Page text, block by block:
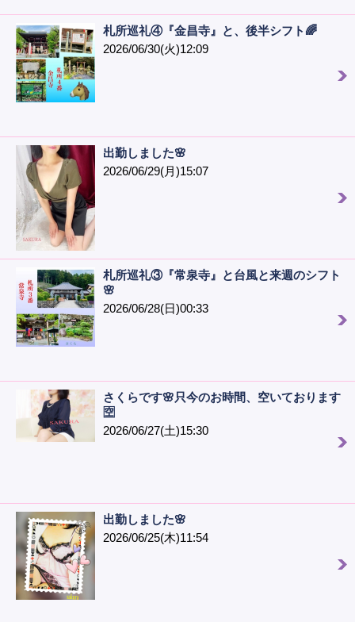
札所巡礼④『金昌寺』と、後半シフト🌈
2026/06/30(火)12:09
出勤しました🌸
2026/06/29(月)15:07
札所巡礼③『常泉寺』と台風と来週のシフト
🌸
2026/06/28(日)00:33
さくらです🌸只今のお時間、空いております
🈳
2026/06/27(土)15:30
出勤しました🌸
2026/06/25(木)11:54